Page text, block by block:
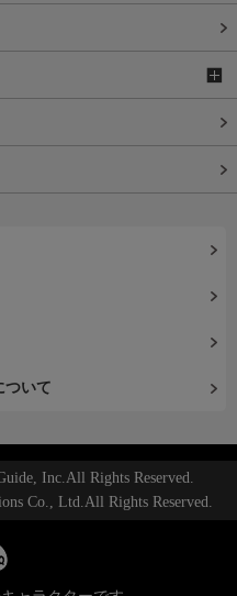
ついて
Inc.All Rights Reserved.
Co., Ltd.All Rights Reserved.